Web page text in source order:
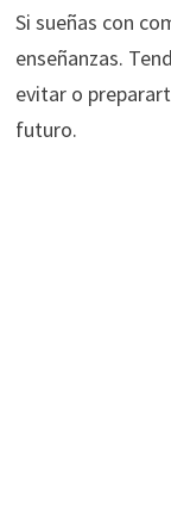
Si sueñas con
enseñanzas.
evitar o
futuro.